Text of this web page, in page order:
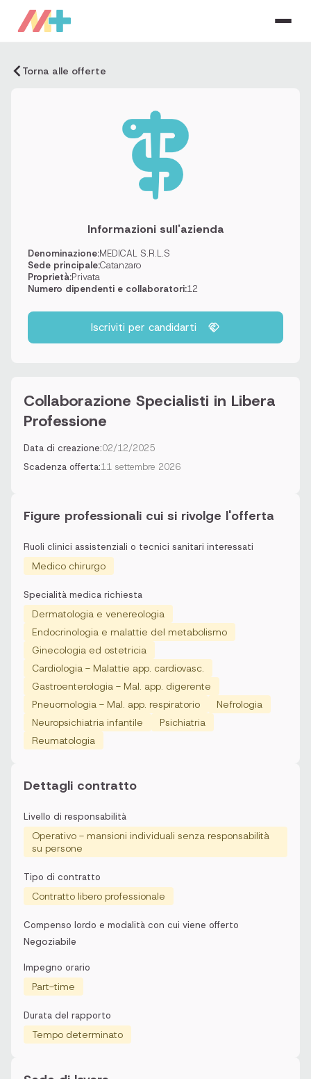
Torna alle offerte
Informazioni sull'azienda
Denominazione:MEDICAL S.R.L.S
Sede principale:Catanzaro
Proprietà:Privata
Numero dipendenti e collaboratori:12
Iscriviti per candidarti
Collaborazione Specialisti in Libera
Professione
Data di creazione:02/12/2025
Scadenza offerta:11 settembre 2026
Figure professionali cui si rivolge l'offerta
Ruoli clinici assistenziali o tecnici sanitari interessati
Medico chirurgo
Specialità medica richiesta
Dermatologia e venereologia
Endocrinologia e malattie del metabolismo
Ginecologia ed ostetricia
Cardiologia - Malattie app. cardiovasc.
Gastroenterologia - Mal. app. digerente
Pneuomologia - Mal. app. respiratorio
Nefrologia
Neuropsichiatria infantile
Psichiatria
Reumatologia
Dettagli contratto
Livello di responsabilità
Operativo - mansioni individuali senza responsabilità
su persone
Tipo di contratto
Contratto libero professionale
Compenso lordo e modalità con cui viene offerto
Negoziabile
Impegno orario
Part-time
Durata del rapporto
Tempo determinato